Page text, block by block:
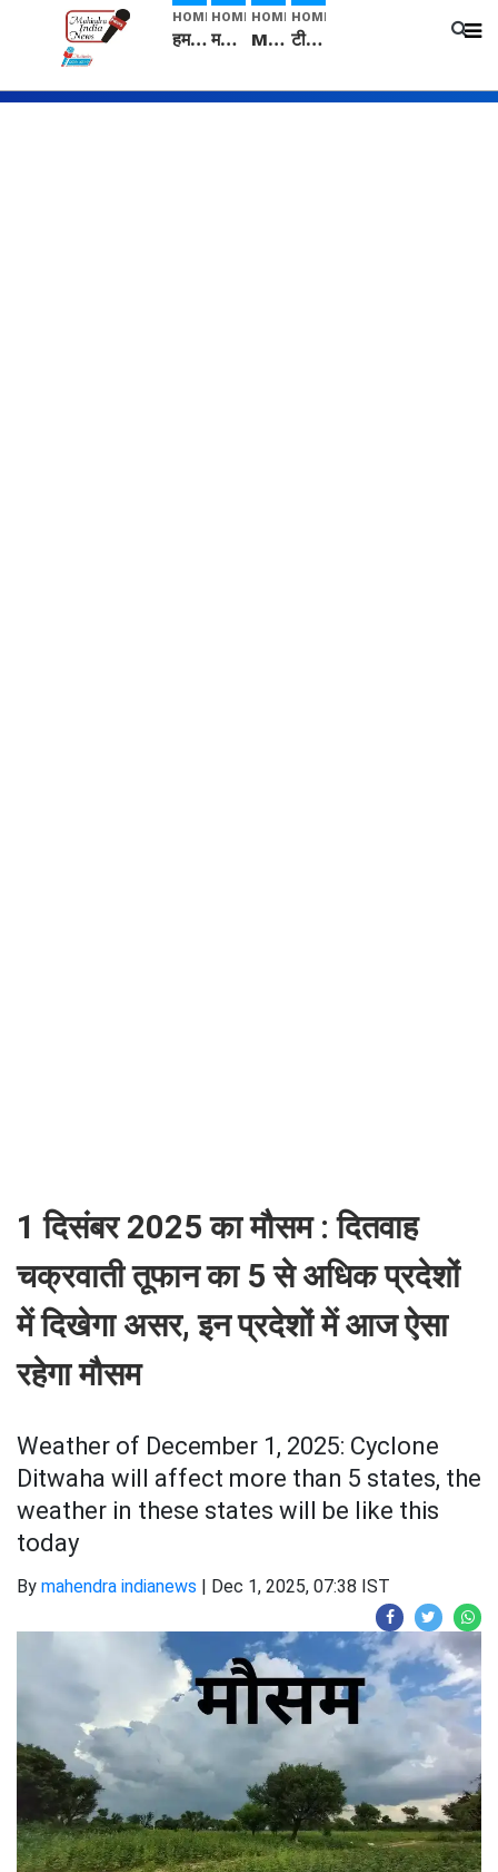
HOME
हम सनातनी..." सांसद kangana Ranaut से क्या बोली लड़की? Viral Jantar-Mantar | CJP protest
HOME
मनीषा हत्याकांड: हत्या, आत्महत्या या कोई बड़ा राज? | Full Story | Josh Haryana
HOME
Mangalsutra: हिंदू धर्म में शादी के बाद मंगलसूत्र क्यों पहनती है महिलाएं, किसने शुरु की ये परंपरा
HOME
टीम बीकेई ने एग्रीकल्चर ग्रेड की यूरिया खाद गट्टों में बदलकर टेक्निकल ग्रेड में बेचने वालों पर करवाई कार्रवाई: लखविंदर सिंह औलख
1 दिसंबर 2025 का मौसम : दितवाह
चक्रवाती तूफान का 5 से अधिक प्रदेशों
में दिखेगा असर, इन प्रदेशों में आज ऐसा
रहेगा मौसम
Weather of December 1, 2025: Cyclone
Ditwaha will affect more than 5 states, the
weather in these states will be like this
today
By mahendra indianews | Dec 1, 2025, 07:38 IST